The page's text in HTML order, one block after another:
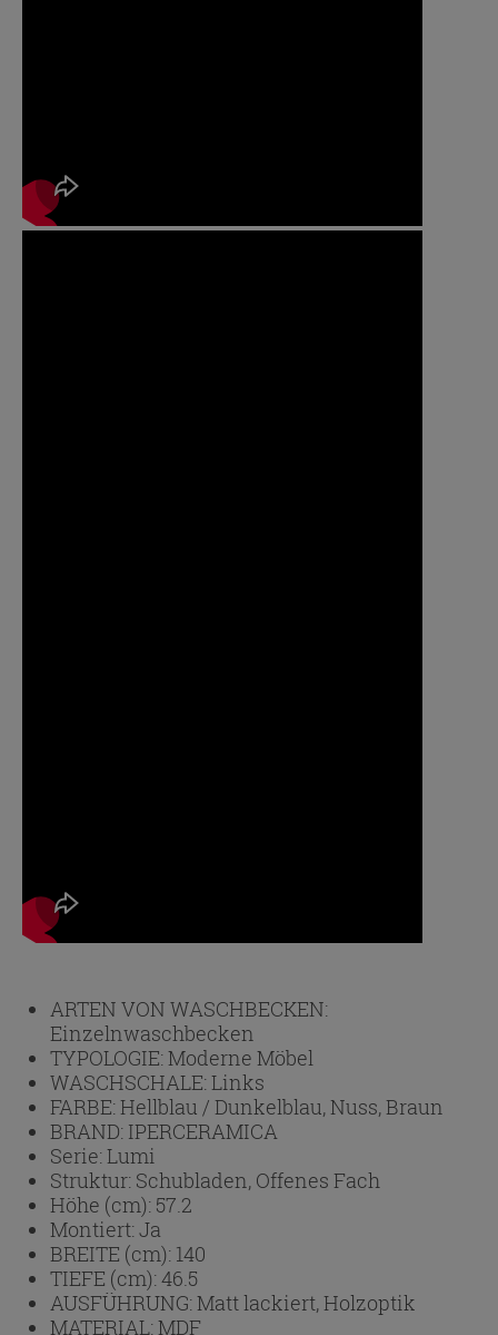
ARTEN VON WASCHBECKEN:
Einzelnwaschbecken
TYPOLOGIE:Moderne Möbel
WASCHSCHALE:Links
FARBE:Hellblau / Dunkelblau, Nuss, Braun
BRAND: IPERCERAMICA
Serie:Lumi
Struktur: Schubladen, Offenes Fach
Höhe (cm): 57.2
Montiert:Ja
BREITE (cm): 140
TIEFE (cm):46.5
AUSFÜHRUNG:Matt lackiert, Holzoptik
MATERIAL:MDF